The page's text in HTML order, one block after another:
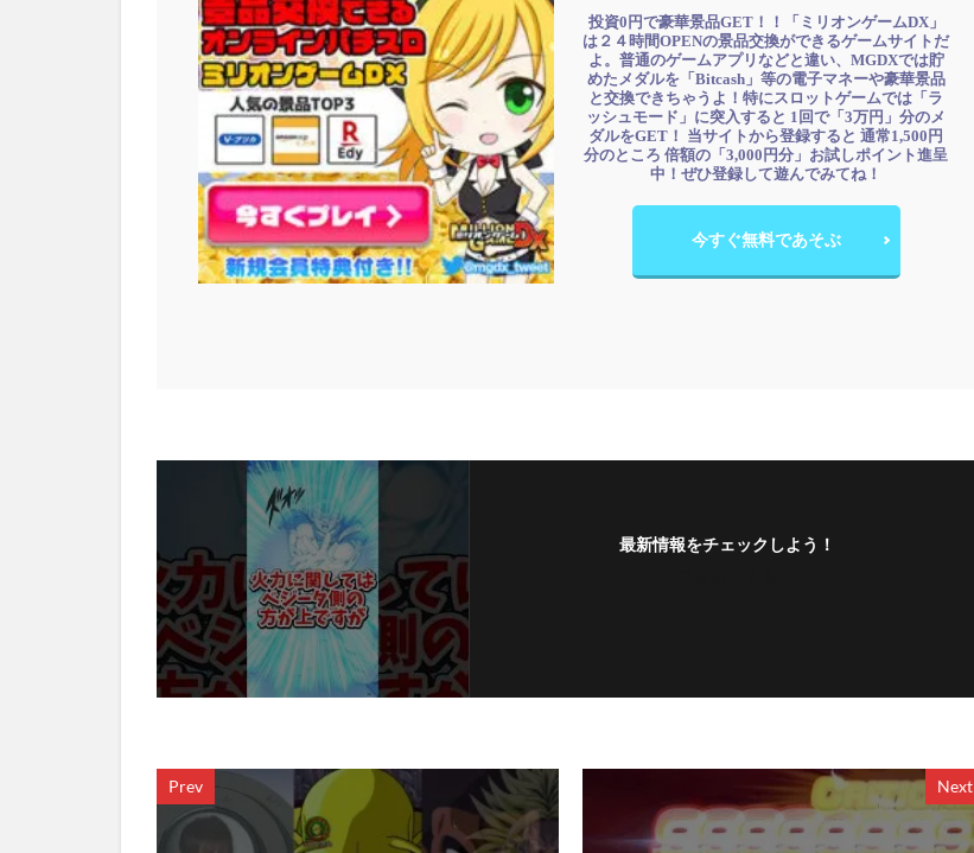
投資0円で豪華景品GET！！「ミリオンゲームDX」
は２４時間OPENの景品交換ができるゲームサイトだ
よ。普通のゲームアプリなどと違い、MGDXでは貯
めたメダルを「Bitcash」等の電子マネーや豪華景品
と交換できちゃうよ！特にスロットゲームでは「ラ
ッシュモード」に突入すると 1回で「3万円」分のメ
ダルをGET！ 当サイトから登録すると 通常1,500円
分のところ 倍額の「3,000円分」お試しポイント進呈
中！ぜひ登録して遊んでみてね！
今すぐ無料であそぶ
最新情報をチェックしよう！
Prev Next